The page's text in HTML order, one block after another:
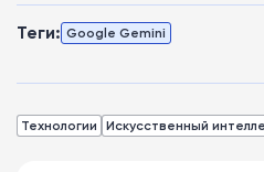
Теги: Google Gemini
Технологии Искусственный